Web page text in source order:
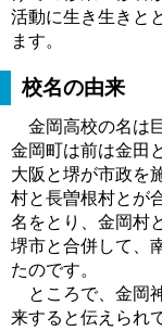
活動に生き生きと
ます。
校名の由来
金岡高校の名は
金岡町は前は金田
大阪と堺が市政を
村と長曽根村とが
名をとり、金岡村
堺市と合併して、
たのです。
ところで、金岡
来すると伝えられ